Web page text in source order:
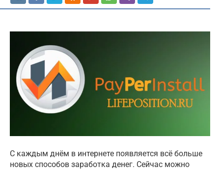
С каждым днём в интернете появляется всё больше
новых способов заработка денег. Сейчас можно